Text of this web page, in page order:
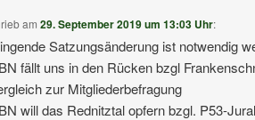
am29. September 2019 um 13:03 Uhr:
Satzungsänderung ist notwendig
fällt uns in den Rücken bzgl
zur Mitgliederbefragung
will das Rednitztal opfern bzgl. P53-